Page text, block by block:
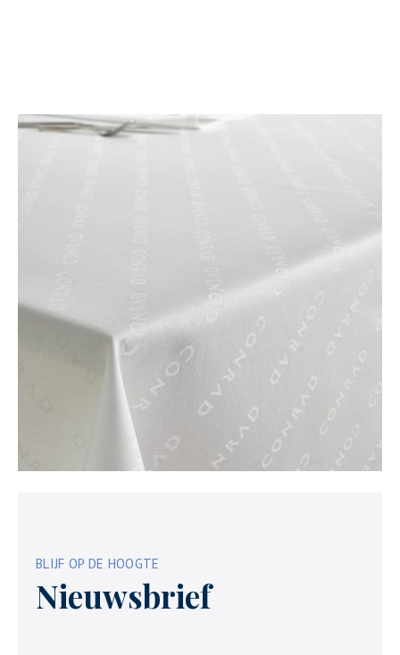
BLIJF OP DE HOOGTE
Nieuwsbrief